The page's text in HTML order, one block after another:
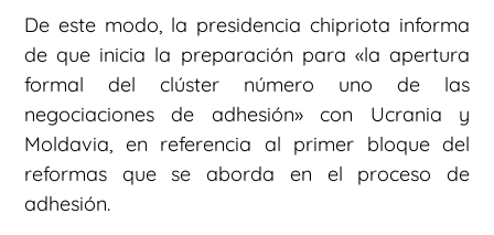
De este modo, la presidencia chipriota informa
de que inicia la preparación para «la apertura
formal del clúster número uno de las
negociaciones de adhesión» con Ucrania y
Moldavia, en referencia al primer bloque del
reformas que se aborda en el proceso de
adhesión.